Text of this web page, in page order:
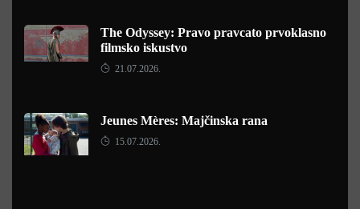
The Odyssey: Pravo pravcato prvoklasno
filmsko iskustvo
21.07.2026.
Jeunes Mères: Majčinska rana
15.07.2026.